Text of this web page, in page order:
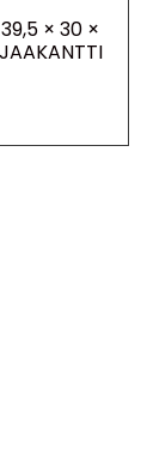
× 30 ×